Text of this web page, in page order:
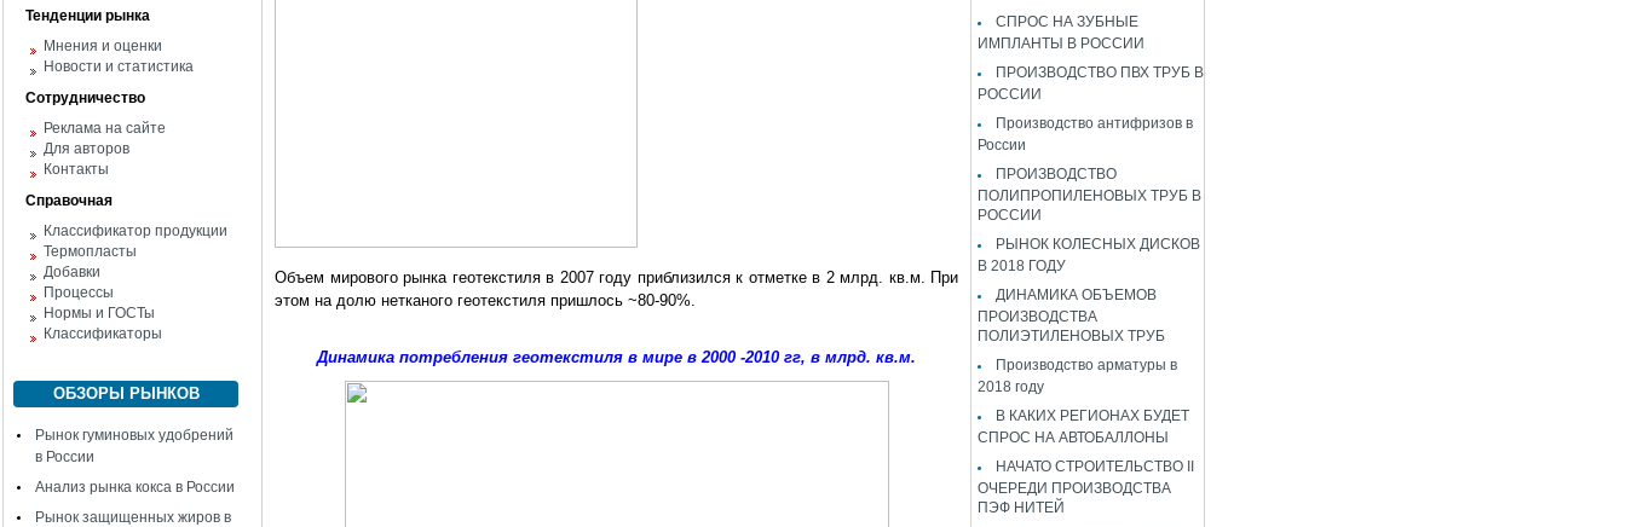
Тенденции рынка
Мнения и оценки
Новости и статистика
Сотрудничество
Реклама на сайте
Для авторов
Контакты
Справочная
Классификатор продукции
Термопласты
Добавки
Процессы
Нормы и ГОСТы
Классификаторы
ОБЗОРЫ РЫНКОВ
Рынок гуминовых удобрений
в России
Анализ рынка кокса в России
Рынок защищенных жиров в
Объем мирового рынка геотекстиля в 2007 году приблизился к отметке в 2 млрд. кв.м. При
этом на долю нетканого геотекстиля пришлось ~80-90%.
Динамика потребления геотекстиля в мире в 2000 -2010 гг, в млрд. кв.м.
СПРОС НА ЗУБНЫЕ
ИМПЛАНТЫ В РОССИИ
ПРОИЗВОДСТВО ПВХ ТРУБ В
РОССИИ
Производство антифризов в
России
ПРОИЗВОДСТВО
ПОЛИПРОПИЛЕНОВЫХ ТРУБ В
РОССИИ
РЫНОК КОЛЕСНЫХ ДИСКОВ
В 2018 ГОДУ
ДИНАМИКА ОБЪЕМОВ
ПРОИЗВОДСТВА
ПОЛИЭТИЛЕНОВЫХ ТРУБ
Производство арматуры в
2018 году
В КАКИХ РЕГИОНАХ БУДЕТ
СПРОС НА АВТОБАЛЛОНЫ
НАЧАТО СТРОИТЕЛЬСТВО II
ОЧЕРЕДИ ПРОИЗВОДСТВА
ПЭФ НИТЕЙ